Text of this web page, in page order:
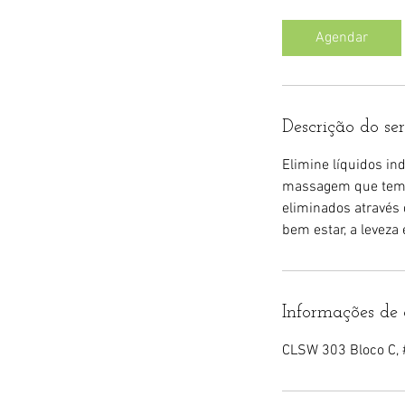
i
n
Agendar
Descrição do
Elimine líquidos
massagem que
eliminados através
bem estar, a
Informações de
CLSW 303 Bloco